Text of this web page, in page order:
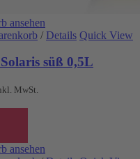
ansehen
/ Details Quick View
süß 0,5L
MwSt.
ansehen